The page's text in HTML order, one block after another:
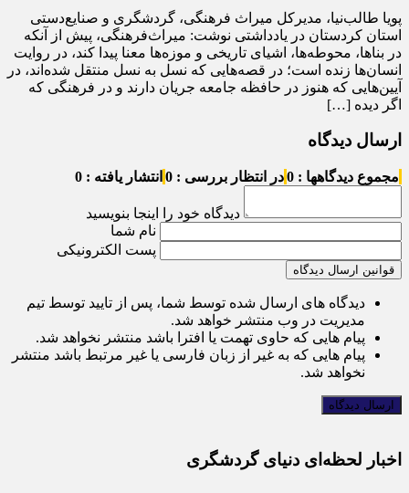
پویا طالب‌نیا، مدیرکل میراث فرهنگی، گردشگری و صنایع‌دستی
استان کردستان در یادداشتی نوشت: میراث‌فرهنگی، پیش از آنکه
در بناها، محوطه‌ها، اشیای تاریخی و موزه‌ها معنا پیدا کند، در روایت
انسان‌ها زنده است؛ در قصه‌هایی که نسل به نسل منتقل شده‌اند، در
آیین‌هایی که هنوز در حافظه جامعه جریان دارند و در فرهنگی که
اگر دیده […]
ارسال دیدگاه
مجموع دیدگاهها : 0 در انتظار بررسی : 0 انتشار یافته : 0
دیدگاه خود را اینجا بنویسید
نام شما
پست الکترونیکی
قوانین ارسال دیدگاه
دیدگاه های ارسال شده توسط شما، پس از تایید توسط تیم
مدیریت در وب منتشر خواهد شد.
پیام هایی که حاوی تهمت یا افترا باشد منتشر نخواهد شد.
پیام هایی که به غیر از زبان فارسی یا غیر مرتبط باشد منتشر
نخواهد شد.
اخبار لحظه‌ای دنیای گردشگری